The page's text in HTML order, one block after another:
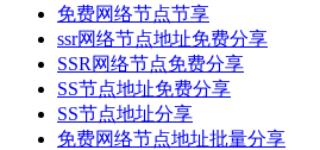
免费网络节点节享
ssr网络节点地址免费分享
SSR网络节点免费分享
SS节点地址免费分享
SS节点地址分享
免费网络节点地址批量分享